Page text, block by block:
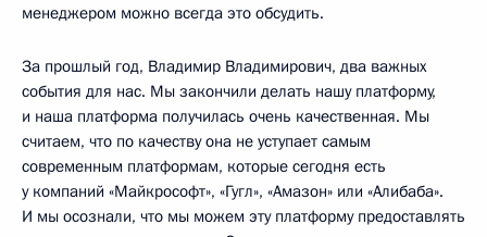
менеджером можно всегда это обсудить.
За прошлый год, Владимир Владимирович, два важных
события для нас. Мы закончили делать нашу платформу,
и наша платформа получилась очень качественная. Мы
считаем, что по качеству она не уступает самым
современным платформам, которые сегодня есть
у компаний «Майкрософт», «Гугл», «Амазон» или «Алибаба».
И мы осознали, что мы можем эту платформу предоставлять